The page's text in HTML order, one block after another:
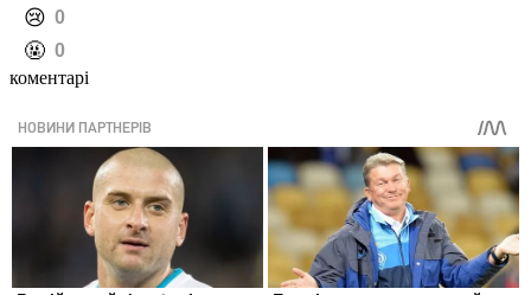
️😢 0
️🤬 0
коментарі